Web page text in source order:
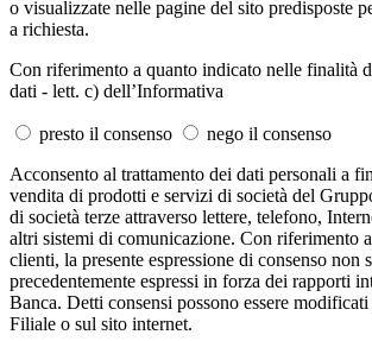
o visualizzate nelle pagine del sito predisposte
a richiesta.
Con riferimento a quanto indicato nelle finalità
dati - lett. c) dell’Informativa
presto il consenso
nego il consenso
Acconsento al trattamento dei dati personali a
vendita di prodotti e servizi di società del
di società terze attraverso lettere, telefono,
altri sistemi di comunicazione. Con riferimento
clienti, la presente espressione di consenso non
precedentemente espressi in forza dei rapporti
Banca. Detti consensi possono essere
Filiale o sul sito internet.